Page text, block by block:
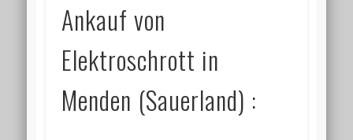
Ankauf von
Elektroschrott in
Menden (Sauerland) :